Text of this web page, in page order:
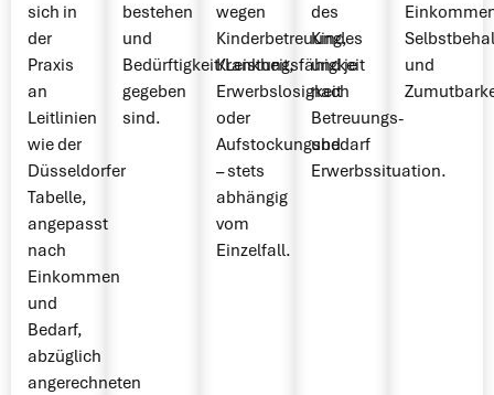
sich in
der
Praxis
an
Leitlinien
wie der
Düsseldorfer
Tabelle,
angepasst
nach
Einkommen
und
Bedarf,
abzüglich
angerechneten
bestehen
und
Bedürftigkeit/Leistungsfähigkeit
gegeben
sind.
wegen
Kinderbetreuung,
Krankheit,
Erwerbslosigkeit
oder
Aufstockungsbedarf
– stets
abhängig
vom
Einzelfall.
des
Kindes
und je
nach
Betreuungs-
und
Erwerbssituation.
und